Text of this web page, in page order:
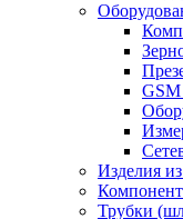
GSM
Изделия
Трубки